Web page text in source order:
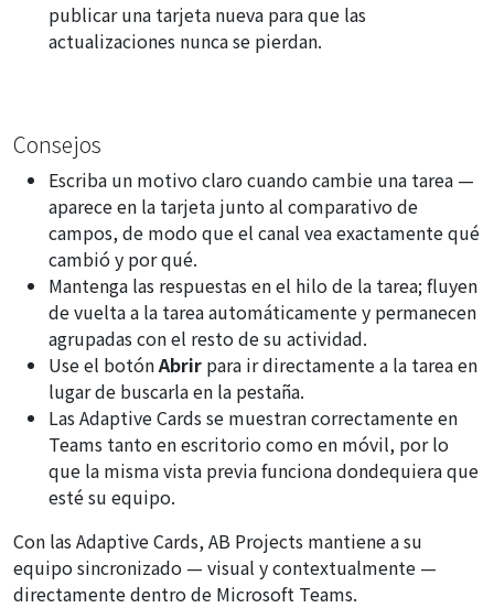
publicar una tarjeta nueva para que las
actualizaciones nunca se pierdan.
Consejos
Escriba un motivo claro cuando cambie una tarea —
aparece en la tarjeta junto al comparativo de
campos, de modo que el canal vea exactamente qué
cambió y por qué.
Mantenga las respuestas en el hilo de la tarea; fluyen
de vuelta a la tarea automáticamente y permanecen
agrupadas con el resto de su actividad.
Use el botónAbrir para ir directamente a la tarea en
lugar de buscarla en la pestaña.
Las Adaptive Cards se muestran correctamente en
Teams tanto en escritorio como en móvil, por lo
que la misma vista previa funciona dondequiera que
esté su equipo.
Con las Adaptive Cards, AB Projects mantiene a su
equipo sincronizado — visual y contextualmente —
directamente dentro de Microsoft Teams.